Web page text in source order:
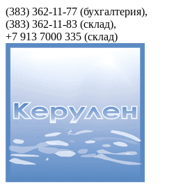
(383) 362-11-77 (бухгалтерия),
(383) 362-11-83 (cклад),
+7 913 7000 335 (склад)